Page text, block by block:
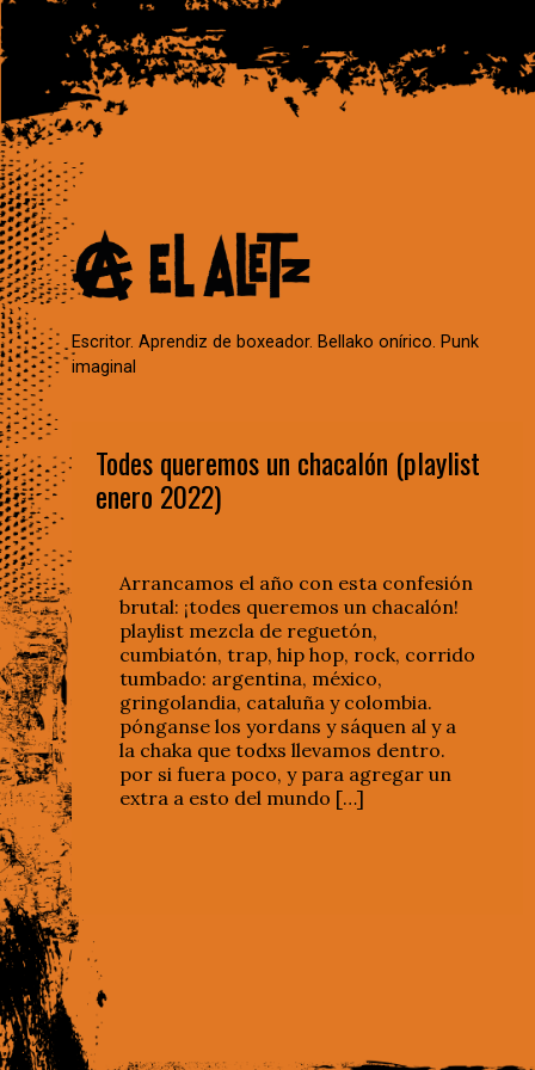
Escritor. Aprendiz de boxeador. Bellako onírico. Punk
imaginal
Todes queremos un chacalón (playlist
enero 2022)
Arrancamos el año con esta confesión
brutal: ¡todes queremos un chacalón!
playlist mezcla de reguetón,
cumbiatón, trap, hip hop, rock, corrido
tumbado: argentina, méxico,
gringolandia, cataluña y colombia.
pónganse los yordans y sáquen al y a
la chaka que todxs llevamos dentro.
por si fuera poco, y para agregar un
extra a esto del mundo […]